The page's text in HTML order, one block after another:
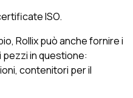
ISO.
Rollix può anche fornire i
in questione:
contenitori per il